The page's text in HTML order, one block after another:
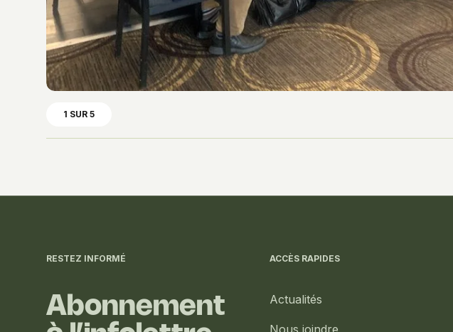
1 SUR 5
RESTEZ INFORMÉ
Abonnement
ACCÈS RAPIDES
Actualités
Nous joindre